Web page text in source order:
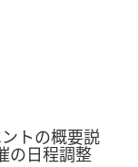
トの概要説
の日程調整